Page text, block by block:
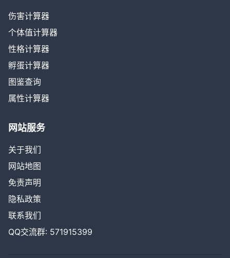
伤害计算器
个体值计算器
性格计算器
孵蛋计算器
图鉴查询
属性计算器
网站服务
关于我们
网站地图
免责声明
隐私政策
联系我们
QQ交流群: 571915399